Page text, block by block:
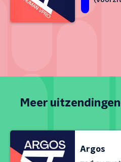
Meer uitzendingen
Argos